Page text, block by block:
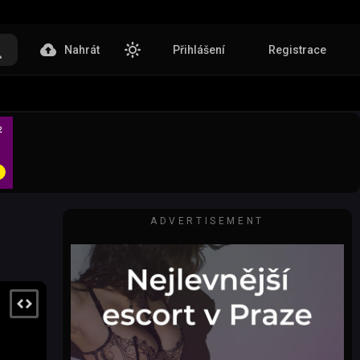
Nahrát Přihlášení Registrace
ADVERTISEMENT